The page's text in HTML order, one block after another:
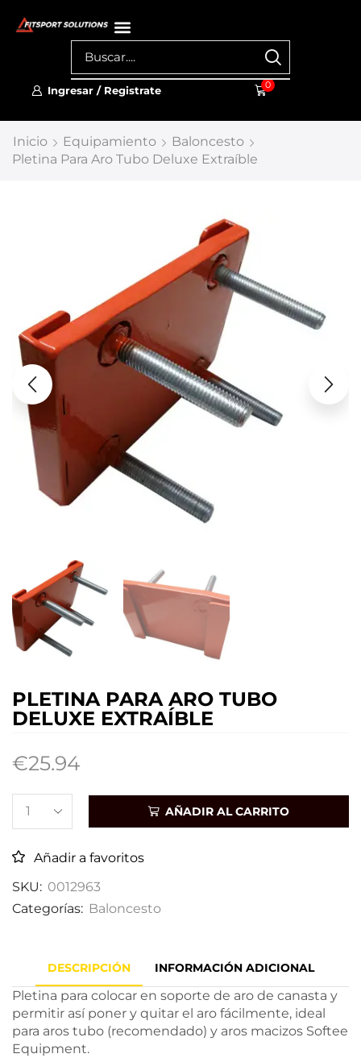
Ingresar / Registrate 0
Inicio Equipamiento
Baloncesto
Pletina Para Aro Tubo Deluxe Extraíble
PLETINA PARA ARO TUBO
DELUXE EXTRAÍBLE
€25.94
AÑADIR AL CARRITO
Añadir a favoritos
SKU: 0012963
Categorías: Baloncesto
DESCRIPCIÓN INFORMACIÓN ADICIONAL
Pletina para colocar en soporte de aro de canasta y
permitir así poner y quitar el aro fácilmente, ideal
para aros tubo (recomendado) y aros macizos Softee
Equipment.